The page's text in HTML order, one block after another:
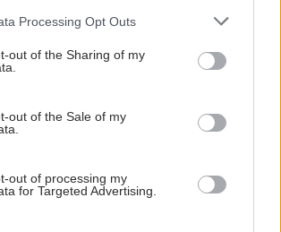
this website/app uses one or more Google
visit or usage behaviour. You may click to
to Google and its third-party tags to
below specified purposes in below Google
Processing Opt Outs
out of the Sharing of my
out of the Sale of my
out of processing my
for Targeted Advertising.